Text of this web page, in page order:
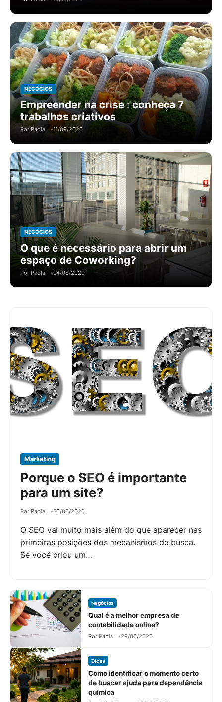
NEGÓCIOS
Empreender na crise : conheça 7
trabalhos criativos
Por Paola 11/09/2020
NEGÓCIOS
O que é necessário para abrir um
espaço de Coworking?
Por Paola 04/08/2020
Marketing
Porque o SEO é importante
para um site?
Por Paola 30/06/2020
O SEO vai muito mais além do que aparecer nas
primeiras posições dos mecanismos de busca.
Se você criou um…
Negócios
Qual é a melhor empresa de
contabilidade online?
Por Paola 29/06/2020
Dicas
Como identificar o momento certo
de buscar ajuda para dependência
química